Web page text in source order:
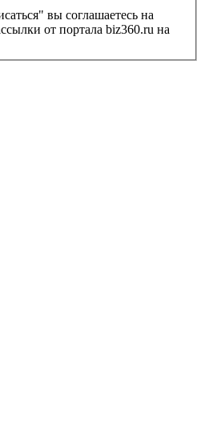
вы соглашаетесь на
от портала biz360.ru на